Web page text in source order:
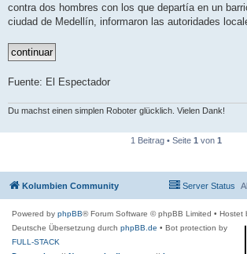
r
a
contra dos hombres con los que departía en un
ciudad de Medellín, informaron las autoridades
Fuente: El Espectador
Du machst einen simplen Roboter glücklich. Vielen Dank!
1 Beitrag • Seite 1 von 1
Kolumbien Community Server Status
Powered by phpBB® Forum Software © phpBB Limited • Hostet
Deutsche Übersetzung durch phpBB.de • Bot protection by
FULL-STACK